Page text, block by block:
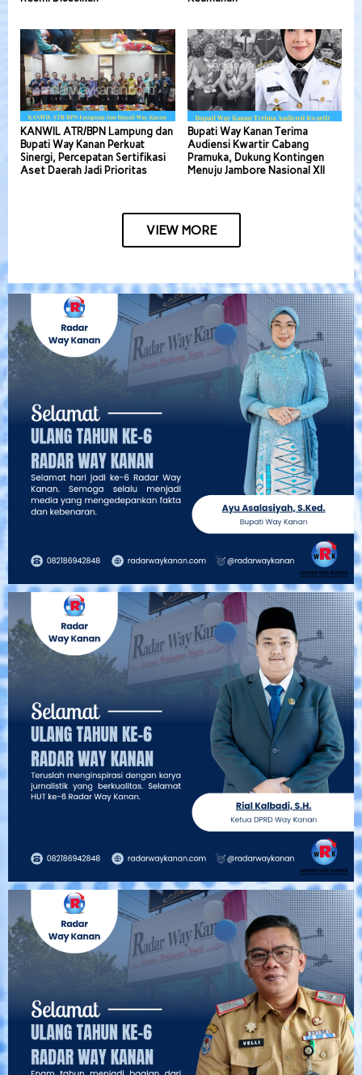
KANWIL ATR/BPN Lampung dan
Bupati Way Kanan Perkuat
Sinergi, Percepatan Sertifikasi
Aset Daerah Jadi Prioritas
Bupati Way Kanan Terima
Audiensi Kwartir Cabang
Pramuka, Dukung Kontingen
Menuju Jambore Nasional XII
VIEW MORE